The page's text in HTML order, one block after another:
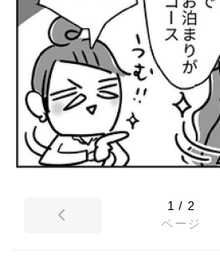
1 / 2
ページ